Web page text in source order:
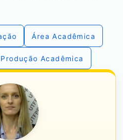
Área Acadêmica
Produção Acadêmica